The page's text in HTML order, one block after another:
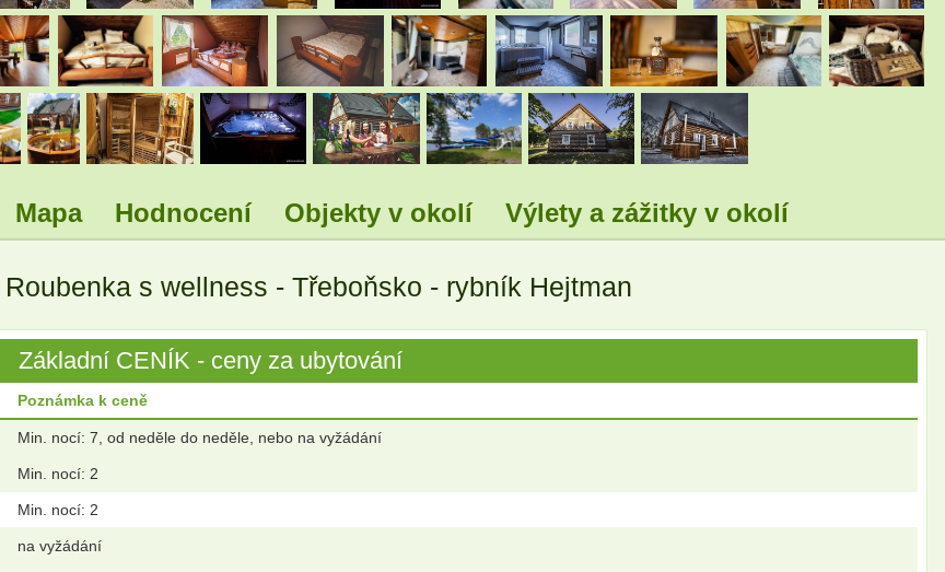
Mapa Hodnocení Objekty v okolí Výlety a zážitky v okolí
Roubenka s wellness - Třeboňsko - rybník Hejtman
Základní CENÍK - ceny za ubytování
Poznámka k ceně
Min. nocí: 7, od neděle do neděle, nebo na vyžádání
Min. nocí: 2
Min. nocí: 2
na vyžádání